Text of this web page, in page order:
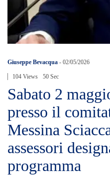
Giuseppe Bevacqua - 02/05/2026
104 Views 50 Sec
Sabato 2
presso il
Messina
assessori
programma